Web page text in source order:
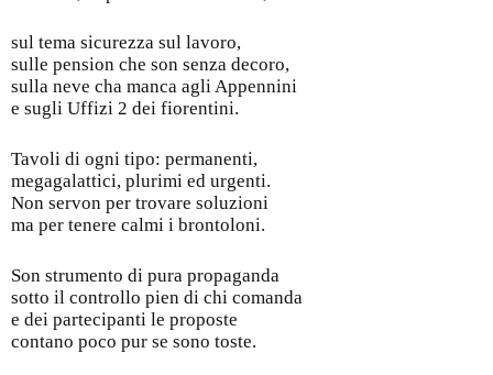
sul tema sicurezza sul lavoro,
sulle pension che son senza decoro,
sulla neve cha manca agli Appennini
e sugli Uffizi 2 dei fiorentini.
Tavoli di ogni tipo: permanenti,
megagalattici, plurimi ed urgenti.
Non servon per trovare soluzioni
ma per tenere calmi i brontoloni.
Son strumento di pura propaganda
sotto il controllo pien di chi comanda
e dei partecipanti le proposte
contano poco pur se sono toste.